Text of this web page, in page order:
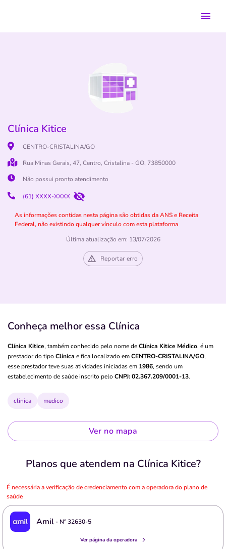
Clínica Kitice
CENTRO-CRISTALINA/GO
Rua Minas Gerais, 47, Centro, Cristalina - GO, 73850000
Não possui pronto atendimento
(61) XXXX-XXXX
As informações contidas nesta página são obtidas da ANS e Receita
Federal, não existindo qualquer vínculo com esta plataforma
Última atualização em: 13/07/2026
Reportar erro
Conheça melhor essa Clínica
Clínica Kitice, também conhecido pelo nome deClínica Kitice Médico, é um
prestador do tipo Clínica e fica localizado emCENTRO-CRISTALINA/GO,
esse prestador teve suas atividades iniciadas em 1986, sendo um
estabelecimento de saúde inscrito pelo CNPJ: 02.367.209/0001-13.
clinica medico
Ver no mapa
Planos que atendem na Clínica Kitice?
É necessária a verificação de credenciamento com a operadora do plano de
saúde
Amil- Nº32630-5
Ver página da operadora